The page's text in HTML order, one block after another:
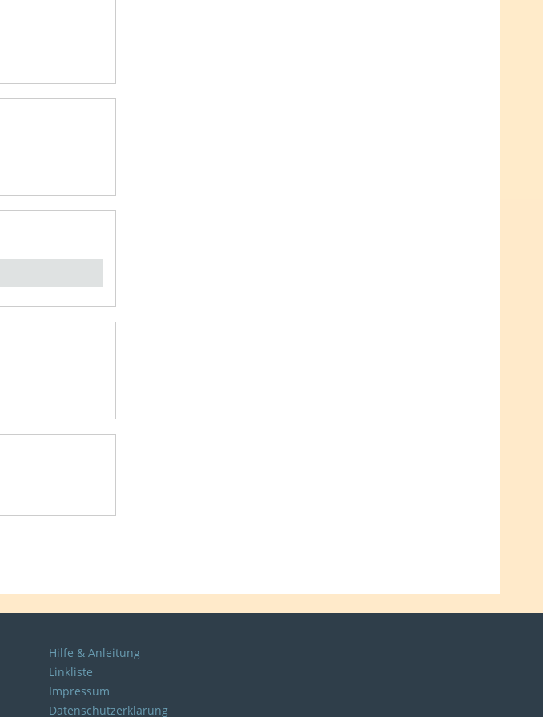
Hilfe & Anleitung
Linkliste
Impressum
Datenschutzerklärung